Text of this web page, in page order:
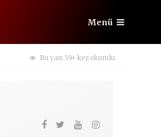
Menü
Bu yazı 59+ kez okundu.